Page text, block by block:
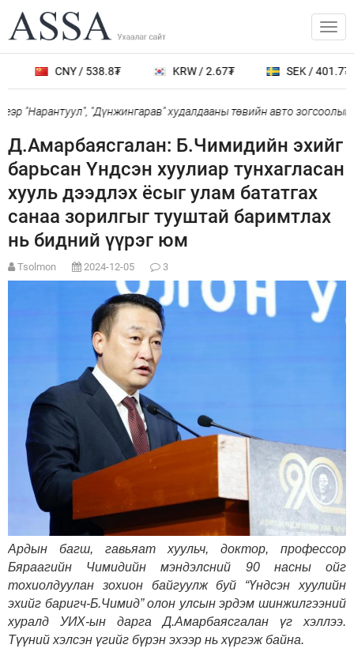
CNY / 538.8₮ KRW / 2.67₮ SEK / 401.7₮
"Нарантуул", "Дүнжингарав" худалдааны төвийн авто зогсоолыг
Д.Амарбаясгалан: Б.Чимидийн эхийг
барьсан Үндсэн хуулиар тунхагласан
хууль дээдлэх ёсыг улам бататгах
санаа зорилгыг тууштай баримтлах
нь бидний үүрэг юм
Tsolmon 2024-12-05 3
Ардын багш, гавьяат хуульч, доктор, профессор
Бяраагийн Чимидийн мэндэлсний 90 насны ойг
тохиолдуулан зохион байгуулж буй “Үндсэн хуулийн
эхийг баригч-Б.Чимид” олон улсын эрдэм шинжилгээний
хуралд УИХ-ын дарга Д.Амарбаясгалан үг хэллээ.
Түүний хэлсэн үгийг бүрэн эхээр нь хүргэж байна.